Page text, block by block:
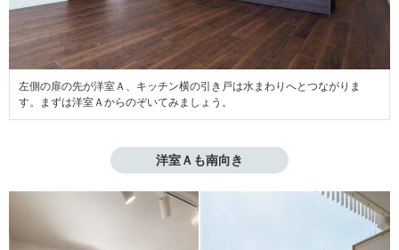
左側の扉の先が洋室Ａ、キッチン横の引き戸は水まわりへとつながりま
す。まずは洋室Ａからのぞいてみましょう。
洋室Ａも南向き